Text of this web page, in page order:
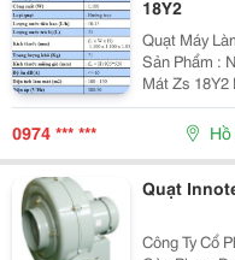
18Y2
Quạt Máy
Sản Phẩm :
Mát Zs 18Y2 Máy Làm Mát Zs 18Y2 Làm Mát Không Khí
Nhờ Quá
Không Khí
0974 *** ***
Quạt
Công Ty Cổ